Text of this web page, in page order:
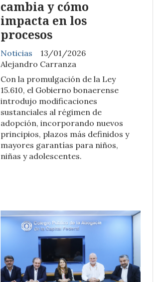
cambia y cómo
impacta en los
procesos
Alejandro Carranza
Noticias 13/01/2026
Con la promulgación de la Ley
15.610, el Gobierno bonaerense
introdujo modificaciones
sustanciales al régimen de
adopción, incorporando nuevos
principios, plazos más definidos y
mayores garantías para niños,
niñas y adolescentes.